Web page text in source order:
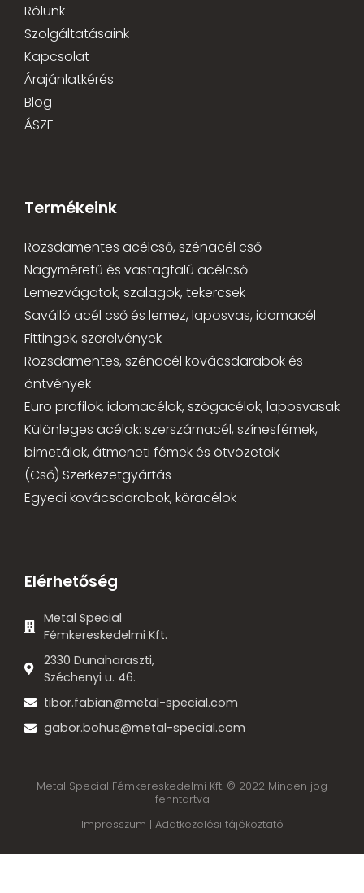
Rólunk
Szolgáltatásaink
Kapcsolat
Árajánlatkérés
Blog
ÁSZF
Termékeink
Rozsdamentes acélcső, szénacél cső
Nagyméretű és vastagfalú acélcső
Lemezvágatok, szalagok, tekercsek
Saválló acél cső és lemez, laposvas, idomacél
Fittingek, szerelvények
Rozsdamentes, szénacél kovácsdarabok és
öntvények
Euro profilok, idomacélok, szögacélok, laposvasak
Különleges acélok: szerszámacél, színesfémek,
bimetálok, átmeneti fémek és ötvözeteik
(Cső) Szerkezetgyártás
Egyedi kovácsdarabok, köracélok
Elérhetőség
Metal Special
Fémkereskedelmi Kft.
2330 Dunaharaszti,
Széchenyi u. 46.
tibor.fabian@metal-special.com
gabor.bohus@metal-special.com
Metal Special Fémkereskedelmi Kft. © 2022 Minden jog
fenntartva
Impresszum | Adatkezelési tájékoztató